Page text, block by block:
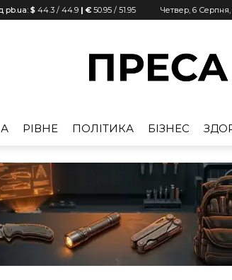
pb.ua: $ 44.3 / 44.9 | € 50.95 / 51.95 Четвер, 6 Серпня,
РІВНЕ ПОЛІТИКА БІЗНЕС